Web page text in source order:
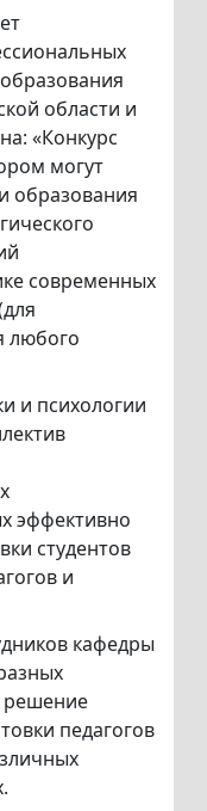
области и
«Конкурс
могут
образования
современных
любого
и психологии
эффективно
студентов
и
кафедры
решение
педагогов